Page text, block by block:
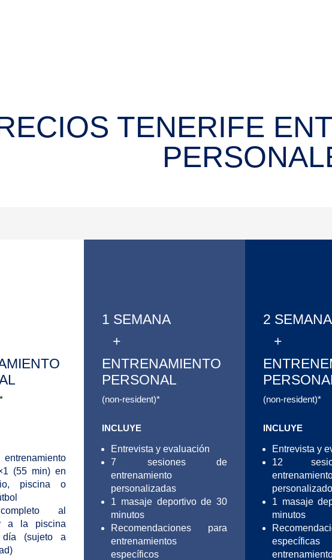
TENERIFE
(55 min) en
piscina o
al
a la piscina
(sujeto a
1 SEMANA
+
ENTRENAMIENTO
PERSONAL
(non-resident)*
INCLUYE
Entrevista y evaluación
7 sesiones de
entrenamiento
personalizadas
1 masaje deportivo de 30
minutos
Recomendaciones para
entrenamientos
específicos
2
+
(non-resident)*
INCLUYE
Entrevista y
12
personalizado
1 masaje
minutos